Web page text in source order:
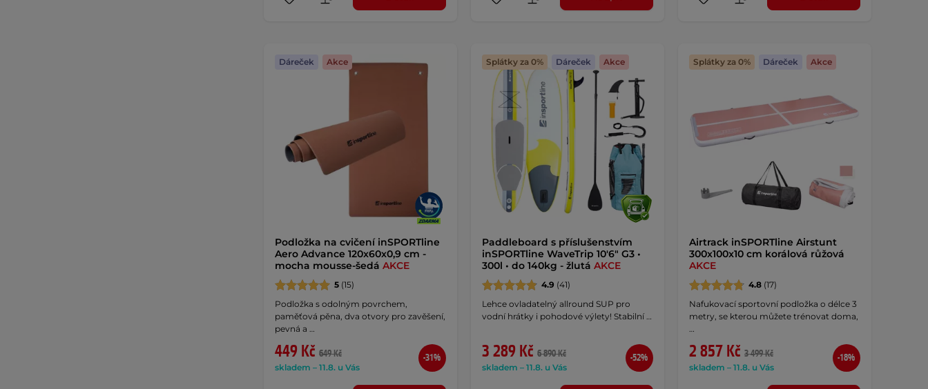
Dáreček Akce
Podložka na cvičení inSPORTline
Aero Advance 120x60x0,9 cm -
mocha mousse-šedá AKCE
5 (15)
Podložka s odolným povrchem,
paměťová pěna, dva otvory pro zavěšení,
pevná a …
449 Kč 649 Kč
skladem – 11.8. u Vás
-31%
Splátky za 0% Dáreček Akce
Paddleboard s příslušenstvím
inSPORTline WaveTrip 10'6" G3 •
300l • do 140kg - žlutá AKCE
4.9 (41)
Lehce ovladatelný allround SUP pro
vodní hrátky i pohodové výlety! Stabilní …
3 289 Kč 6 890 Kč
skladem – 11.8. u Vás
-52%
Splátky za 0% Dáreček Akce
Airtrack inSPORTline Airstunt
300x100x10 cm korálová růžová
AKCE
4.8(17)
Nafukovací sportovní podložka o délce 3
metry, se kterou můžete trénovat doma,
2 857 Kč 3 499 Kč
skladem – 11.8. u Vás
-18%